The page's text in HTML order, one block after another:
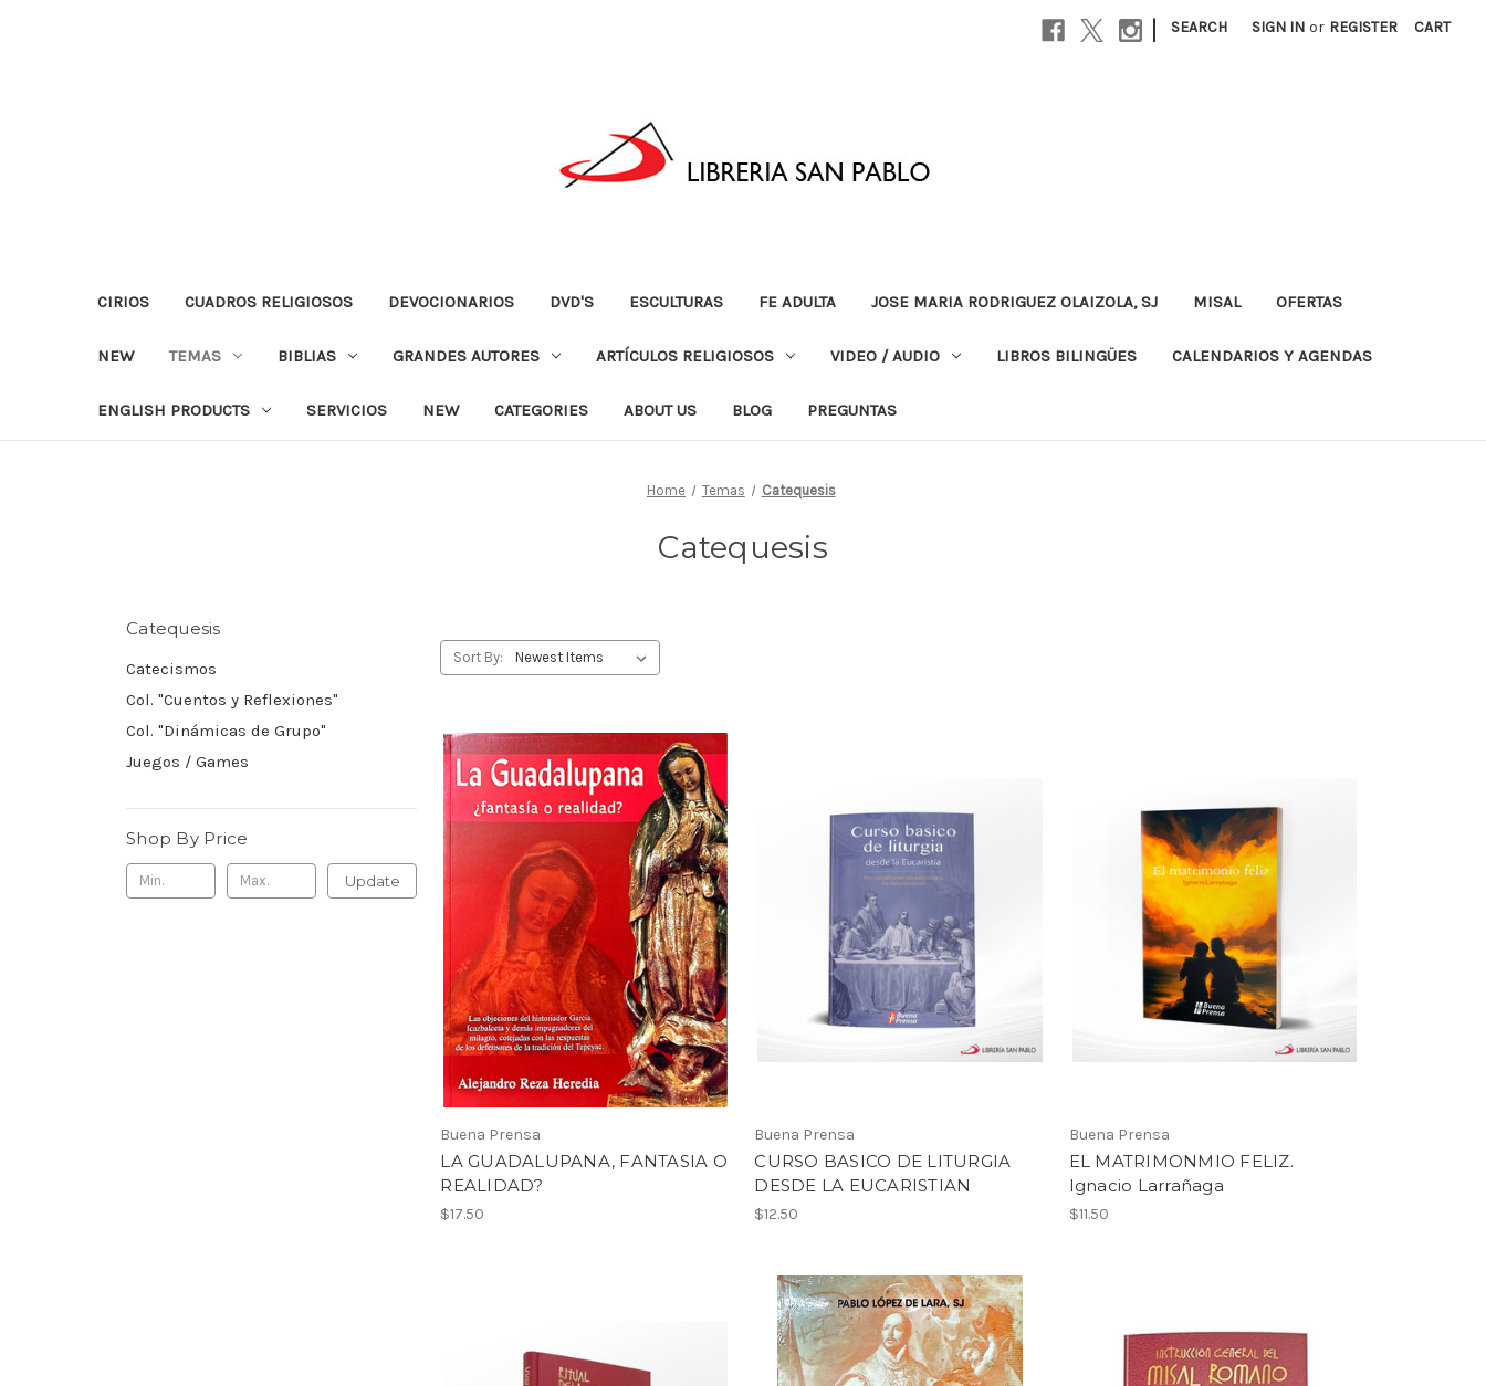
| SEARCH SIGN IN or REGISTER CART
CIRIOS CUADROS RELIGIOSOS DEVOCIONARIOS DVD'S ESCULTURAS FE ADULTA JOSE MARIA RODRIGUEZ OLAIZOLA, SJ MISAL OFERTAS
NEW TEMAS BIBLIAS GRANDES AUTORES ARTÍCULOS RELIGIOSOS VIDEO / AUDIO LIBROS BILINGÜES CALENDARIOS Y AGENDAS
ENGLISH PRODUCTS SERVICIOS NEW CATEGORIES ABOUT US BLOG PREGUNTAS
Home Temas Catequesis
Catequesis
Catequesis
Catecismos
Col. "Cuentos y Reflexiones"
Col. "Dinámicas de Grupo"
Juegos / Games
Shop By Price
Update
Sort By:
Buena Prensa
LA GUADALUPANA, FANTASIA O
REALIDAD?
$17.50
Buena Prensa
CURSO BASICO DE LITURGIA
DESDE LA EUCARISTIAN
$12.50
Buena Prensa
EL MATRIMONMIO FELIZ.
Ignacio Larrañaga
$11.50